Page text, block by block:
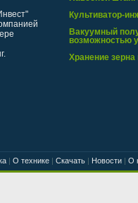
Культиватор-
Вакуумный
возможностью
Хранение зерна
| О технике | Скачать | Новости | О